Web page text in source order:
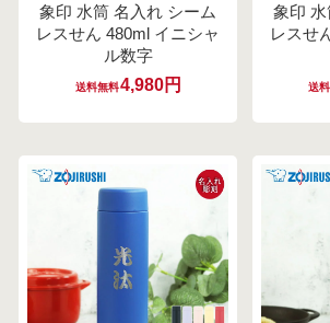
象印 水筒 名入れ シーム
レスせん 480ml イニシャ
ル数字
送料無料4,980円
象印
レスせ
送